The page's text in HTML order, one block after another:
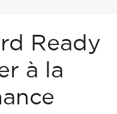
Ready
à la